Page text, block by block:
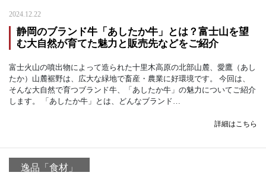
2024.12.22
静岡のブランド牛「あしたか牛」とは？富士山を望
む大自然が育てた魅力と販売先などをご紹介
富士火山の噴出物によって造られた十里木高原の北部山麓、愛鷹（あし
たか）山麓裾野は、広大な緑地で畜産・農業に好環境です。 今回は、
そんな大自然で育つブランド牛、「あしたか牛」の魅力についてご紹介
します。 「あしたか牛」とは、どんなブランド…
詳細はこちら
逸品「食材」